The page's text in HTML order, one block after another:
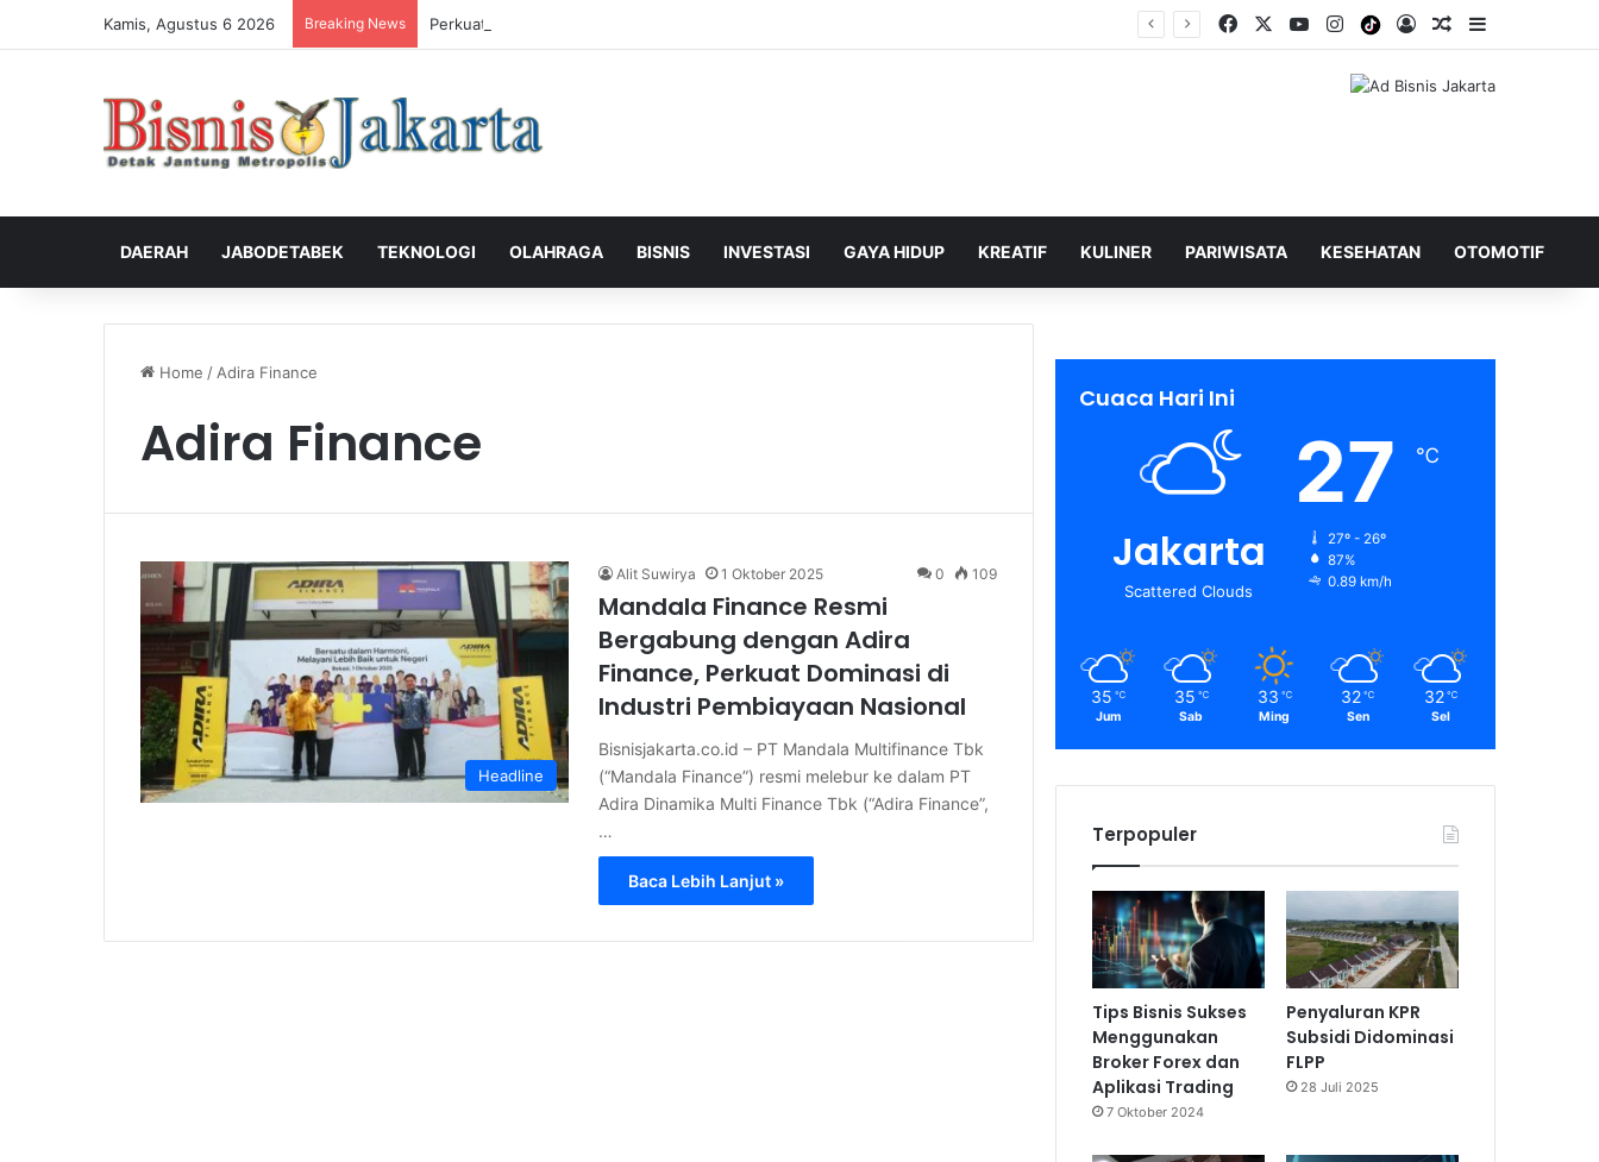
Kamis, Agustus 6 2026 Breaking News Perkuat Pengalaman Pelanggan, PLN Icon Plus Sabet Tiga Penghargaan CCW 2026 Facebook YouTubeInstagramTiktokLog InShuffle Berita
DAERAH JABODETABEK TEKNOLOGI OLAHRAGA BISNIS INVESTASI GAYA HIDUP KREATIF KULINER PARIWISATA KESEHATAN OTOMOTIF
Home / Adira Finance
Adira Finance
Headline
Alit Suwirya 1 Oktober 2025 0 109
Mandala Finance Resmi
Bergabung dengan Adira
Finance, Perkuat Dominasi di
Industri Pembiayaan Nasional
Bisnisjakarta.co.id – PT Mandala Multifinance Tbk
(“Mandala Finance”) resmi melebur ke dalam PT
Adira Dinamika Multi Finance Tbk (“Adira Finance”,
…
Baca Lebih Lanjut »
Cuaca Hari Ini
Jakarta
Scattered Clouds
27 ℃
27º - 26º
87%
0.89 km/h
35 ℃
Jum
35 ℃
Sab
33 ℃
Ming
32 ℃
Sen
32 ℃
Sel
Terpopuler
Tips Bisnis Sukses
Menggunakan
Broker Forex dan
Aplikasi Trading
7 Oktober 2024
Penyaluran KPR
Subsidi Didominasi
FLPP
28 Juli 2025